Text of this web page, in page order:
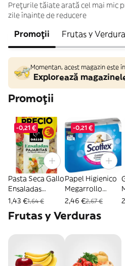
Prețurile tăiate arată cel mai mic
zile înainte de reducere
Promoții Frutas y
Momentan, acest magazin este
Explorează
Promoții
-0,21 €
Pasta Seca Gallo
Ensaladas
Pajaritas
1,43 €1,64 €
-0,21 €
Papel Higienico
Megarrollo
Scottex 2 Capas
2,46 €2,67 €
Frutas y Verduras